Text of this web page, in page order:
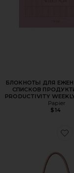
БЛОКНОТЫ ДЛЯ
СПИСКОВ
PRODUCTIVITY
Papier
$14